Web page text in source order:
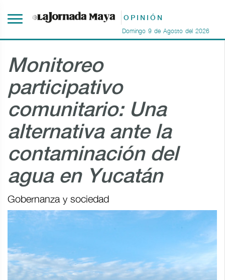
OPINIÓN
Domingo 9 de Agosto del 2026
Monitoreo
participativo
comunitario: Una
alternativa ante la
contaminación del
agua en Yucatán
Gobernanza y sociedad